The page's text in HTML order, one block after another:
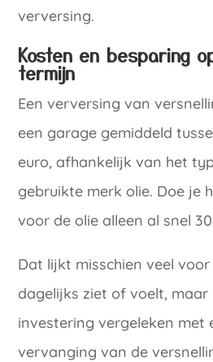
verversing.
Kosten en besparing
termijn
Een verversing van
een garage gemiddeld
euro, afhankelijk van het
gebruikte merk olie. Doe je
voor de olie alleen al snel
Dat lijkt misschien veel
dagelijks ziet of voelt, maar
investering vergeleken met
vervanging van de